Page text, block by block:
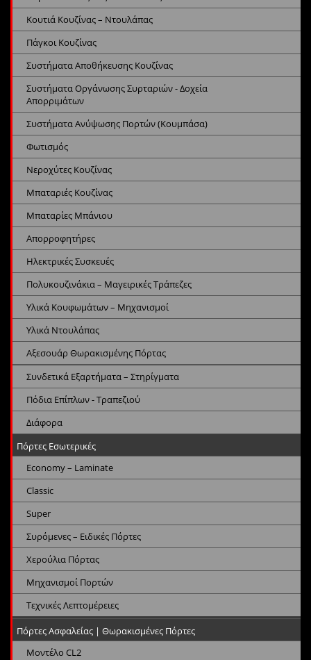
Κουτιά Κουζίνας – Ντουλάπας
Πάγκοι Κουζίνας
Συστήματα Αποθήκευσης Κουζίνας
Συστήματα Οργάνωσης Συρταριών - Δοχεία
Απορριμάτων
Συστήματα Ανύψωσης Πορτών (Κουμπάσα)
Φωτισμός
Νεροχύτες Κουζίνας
Μπαταριές Κουζίνας
Μπαταρίες Μπάνιου
Απορροφητήρες
Ηλεκτρικές Συσκευές
Πολυκουζινάκια – Μαγειρικές Τράπεζες
Υλικά Κουφωμάτων – Μηχανισμοί
Υλικά Ντουλάπας
Αξεσουάρ Θωρακισμένης Πόρτας
Συνδετικά Εξαρτήματα – Στηρίγματα
Πόδια Επίπλων - Τραπεζιού
Διάφορα
Πόρτες Εσωτερικές
Economy – Laminate
Classic
Super
Συρόμενες – Ειδικές Πόρτες
Χερούλια Πόρτας
Μηχανισμοί Πορτών
Τεχνικές Λεπτομέρειες
Πόρτες Ασφαλείας | Θωρακισμένες Πόρτες
Μοντέλο CL2